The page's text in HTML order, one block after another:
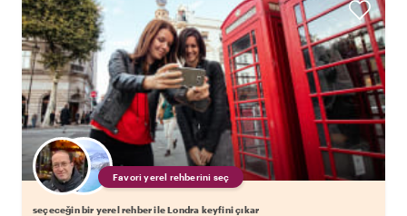
Favori yerel rehberini seç
seçeceğin bir yerel rehber ile Londra keyfini çıkar